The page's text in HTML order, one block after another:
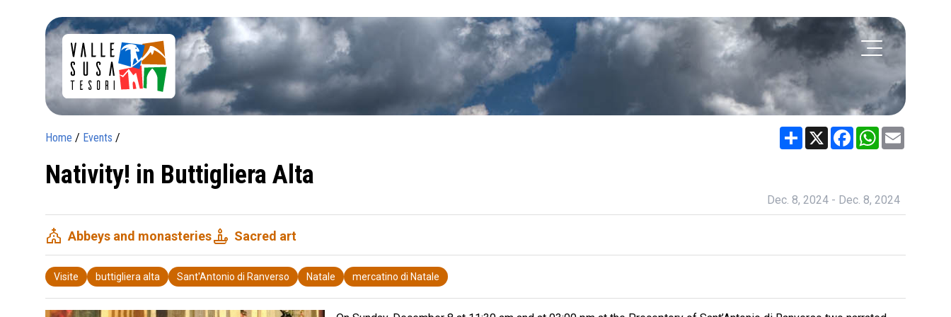
Home / Events / Share X FacebookWhatsApp
Nativity! in Buttigliera Alta
Dec. 8, 2024 - Dec. 8, 2024
church Abbeys and monasteriescandle Sacred art
Visite buttigliera alta Sant'Antonio di Ranverso Natale mercatino di Natale